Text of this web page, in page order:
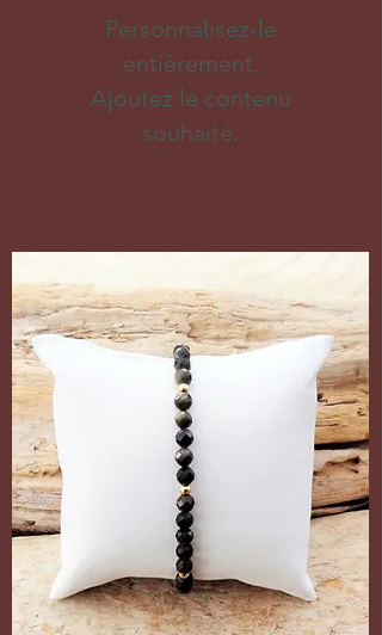
Personnalisez-le
entièrement.
Ajoutez le contenu
souhaité.